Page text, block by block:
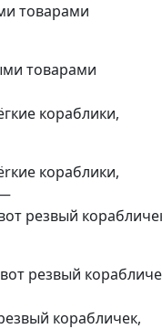
товарами
товарами
кораблики,
кораблики,
резвый
резвый
корабличек,